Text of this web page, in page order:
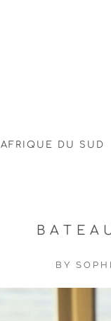
AFRIQUE DU SUD
BY